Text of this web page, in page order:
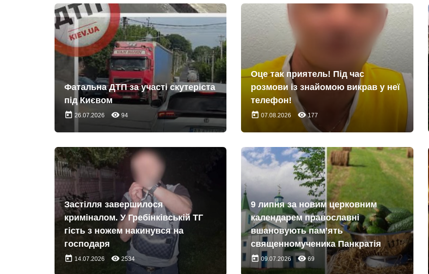
Фатальна ДТП за участі скутеріста
під Києвом
today 26.07.2026 remove_red_eye 94
Оце так приятель! Під час
розмови із знайомою викрав у неї
телефон!
today 07.08.2026 remove_red_eye177
Застілля завершилося
криміналом. У Гребінківській ТГ
гість з ножем накинувся на
господаря
today 14.07.2026 remove_red_eye 2534
9 липня за новим церковним
календарем православні
вшановують пам’ять
священномученика Панкратія
today 09.07.2026 remove_red_eye 69